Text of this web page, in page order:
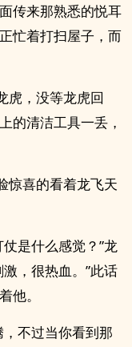
传来那熟悉的悦耳
忙着打扫屋子，而
虎，没等龙虎回
的清洁工具一丢，
惊喜的看着龙飞天
是什么感觉？”龙
，很热血。”此话
他。
不过当你看到那